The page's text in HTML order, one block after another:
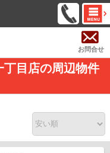
お問合せ
丁目店の周辺物件